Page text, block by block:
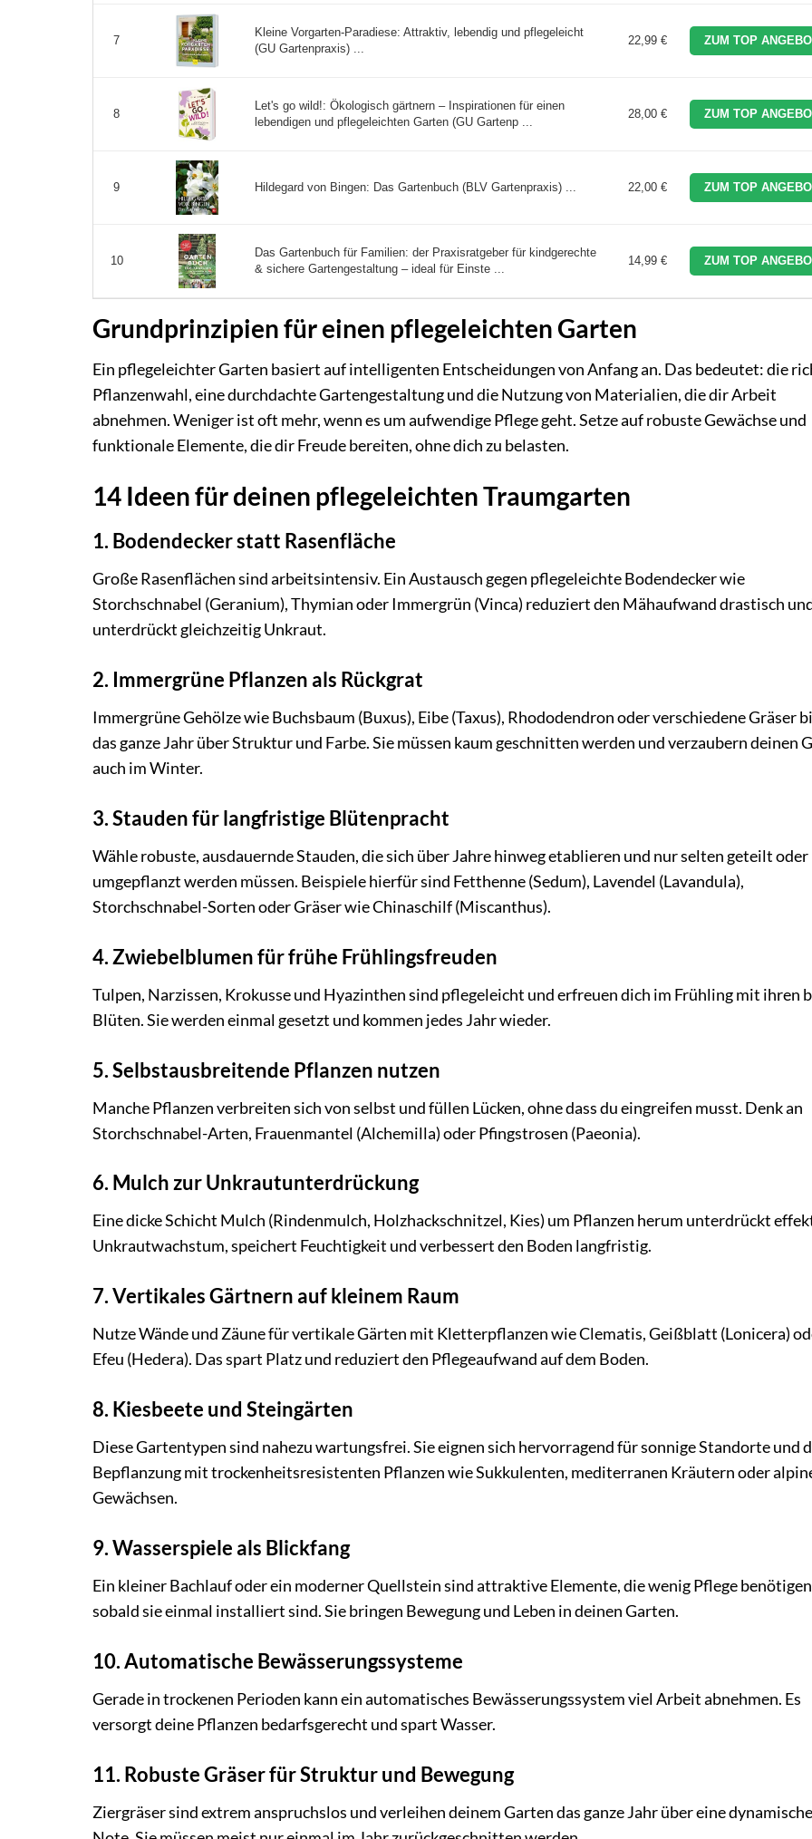
7
Kleine Vorgarten-Paradiese: Attraktiv, lebendig und pflegeleicht
(GU Gartenpraxis) ...
22,99 € ZUM TOP
8
Let's go wild!: Ökologisch gärtnern – Inspirationen für einen
lebendigen und pflegeleichten Garten (GU Gartenp ...
28,00 € ZUM TOP
9 Hildegard von Bingen: Das Gartenbuch (BLV Gartenpraxis) ... 22,00 € ZUM TOP
10
Das Gartenbuch für Familien: der Praxisratgeber für kindgerechte
& sichere Gartengestaltung – ideal für Einste ...
14,99 € ZUM TOP
Grundprinzipien für einen pflegeleichten Garten
Ein pflegeleichter Garten basiert auf intelligenten Entscheidungen von Anfang an. Das bedeutet: die
Pflanzenwahl, eine durchdachte Gartengestaltung und die Nutzung von Materialien, die dir Arbeit
abnehmen. Weniger ist oft mehr, wenn es um aufwendige Pflege geht. Setze auf robuste Gewächse und
funktionale Elemente, die dir Freude bereiten, ohne dich zu belasten.
14 Ideen für deinen pflegeleichten Traumgarten
1. Bodendecker statt Rasenfläche
Große Rasenflächen sind arbeitsintensiv. Ein Austausch gegen pflegeleichte Bodendecker wie
Storchschnabel (Geranium), Thymian oder Immergrün (Vinca) reduziert den Mähaufwand drastisch
unterdrückt gleichzeitig Unkraut.
2. Immergrüne Pflanzen als Rückgrat
Immergrüne Gehölze wie Buchsbaum (Buxus), Eibe (Taxus), Rhododendron oder verschiedene Gräser
das ganze Jahr über Struktur und Farbe. Sie müssen kaum geschnitten werden und verzaubern deinen
auch im Winter.
3. Stauden für langfristige Blütenpracht
Wähle robuste, ausdauernde Stauden, die sich über Jahre hinweg etablieren und nur selten geteilt oder
umgepflanzt werden müssen. Beispiele hierfür sind Fetthenne (Sedum), Lavendel (Lavandula),
Storchschnabel-Sorten oder Gräser wie Chinaschilf (Miscanthus).
4. Zwiebelblumen für frühe Frühlingsfreuden
Tulpen, Narzissen, Krokusse und Hyazinthen sind pflegeleicht und erfreuen dich im Frühling mit ihren
Blüten. Sie werden einmal gesetzt und kommen jedes Jahr wieder.
5. Selbstausbreitende Pflanzen nutzen
Manche Pflanzen verbreiten sich von selbst und füllen Lücken, ohne dass du eingreifen musst. Denk an
Storchschnabel-Arten, Frauenmantel (Alchemilla) oder Pfingstrosen (Paeonia).
6. Mulch zur Unkrautunterdrückung
Eine dicke Schicht Mulch (Rindenmulch, Holzhackschnitzel, Kies) um Pflanzen herum unterdrückt
Unkrautwachstum, speichert Feuchtigkeit und verbessert den Boden langfristig.
7. Vertikales Gärtnern auf kleinem Raum
Nutze Wände und Zäune für vertikale Gärten mit Kletterpflanzen wie Clematis, Geißblatt (Lonicera)
Efeu (Hedera). Das spart Platz und reduziert den Pflegeaufwand auf dem Boden.
8. Kiesbeete und Steingärten
Diese Gartentypen sind nahezu wartungsfrei. Sie eignen sich hervorragend für sonnige Standorte und
Bepflanzung mit trockenheitsresistenten Pflanzen wie Sukkulenten, mediterranen Kräutern oder
Gewächsen.
9. Wasserspiele als Blickfang
Ein kleiner Bachlauf oder ein moderner Quellstein sind attraktive Elemente, die wenig Pflege
sobald sie einmal installiert sind. Sie bringen Bewegung und Leben in deinen Garten.
10. Automatische Bewässerungssysteme
Gerade in trockenen Perioden kann ein automatisches Bewässerungssystem viel Arbeit abnehmen. Es
versorgt deine Pflanzen bedarfsgerecht und spart Wasser.
11. Robuste Gräser für Struktur und Bewegung
Ziergräser sind extrem anspruchslos und verleihen deinem Garten das ganze Jahr über eine dynamische